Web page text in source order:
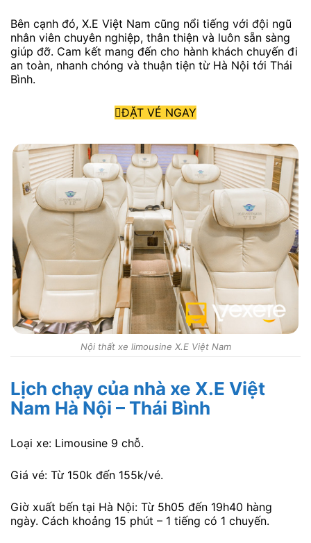
Bên cạnh đó, X.E Việt Nam cũng nổi tiếng với đội ngũ
nhân viên chuyên nghiệp, thân thiện và luôn sẵn sàng
giúp đỡ. Cam kết mang đến cho hành khách chuyến đi
an toàn, nhanh chóng và thuận tiện từ Hà Nội tới Thái
Bình.
ĐẶT VÉ NGAY
Nội thất xe limousine X.E Việt Nam
Lịch chạy của nhà xe X.E Việt
Nam Hà Nội – Thái Bình
Loại xe: Limousine 9 chỗ.
Giá vé: Từ 150k đến 155k/vé.
Giờ xuất bến tại Hà Nội: Từ 5h05 đến 19h40 hàng
ngày. Cách khoảng 15 phút – 1 tiếng có 1 chuyến.